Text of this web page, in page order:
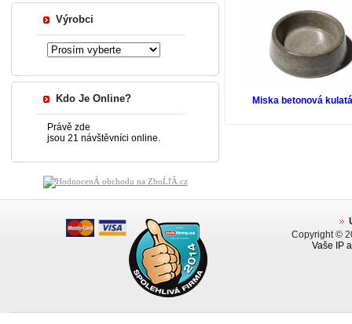
Výrobci
Kdo Je Online?
Právě zde
jsou 21 návštěvníci online.
Miska betonová
Copyright ©
Vaše IP